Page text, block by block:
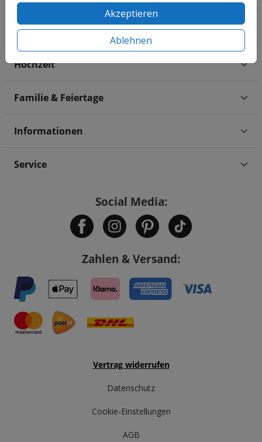
Akzeptieren
Ablehnen
Hochzeit
Familie & Feiertage
Informationen
Service
Social Media:
Zahlen & Versand:
Vertrag widerrufen
Datenschutz
Cookie-Einstellungen
AGB